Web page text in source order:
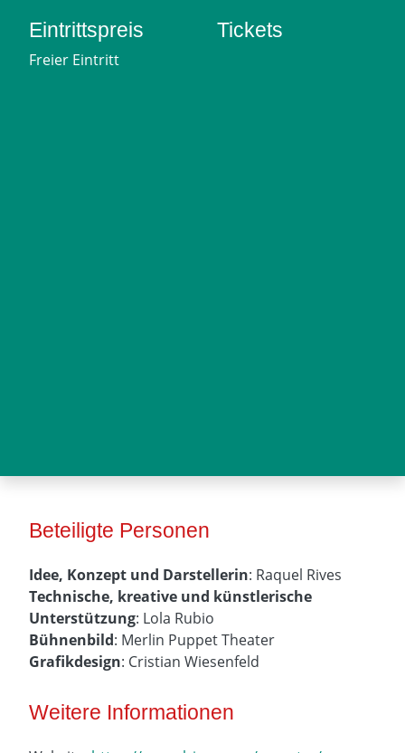
Eintrittspreis
Freier Eintritt
Tickets
Beteiligte Personen
Idee, Konzept und Darstellerin: Raquel Rives
Technische, kreative und künstlerische
Unterstützung: Lola Rubio
Bühnenbild: Merlin Puppet Theater
Grafikdesign: Cristian Wiesenfeld
Weitere Informationen